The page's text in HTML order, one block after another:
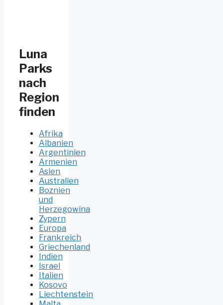
Luna
Parks
nach
Region
finden
Afrika
Albanien
Argentinien
Armenien
Asien
Australien
Boznien
und
Herzegowina
Zypern
Europa
Frankreich
Griechenland
Indien
Israel
Italien
Kosovo
Liechtenstein